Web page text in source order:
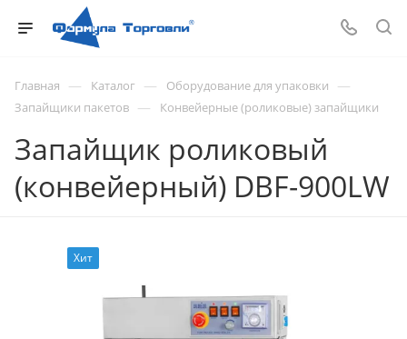
Главная — Каталог — Оборудование для упаковки —
Запайщики пакетов — Конвейерные (роликовые) запайщики
Запайщик роликовый
(конвейерный) DBF-900LW
Хит